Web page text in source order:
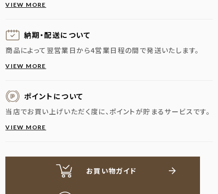
VIEW MORE
納期・配送に ついて
商品によって翌営業日から4営業日程の間で発送いたします。
VIEW MORE
ポイントについて
当店でお買い上げいただく度に、ポイントが貯まるサービスです。
VIEW MORE
お買い物ガイド